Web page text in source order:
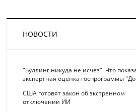
НОВОСТИ
"Буллинг никуда не исчез". Что
экспертная оценка госпрограммы
США готовят закон об экстренном
отключении ИИ